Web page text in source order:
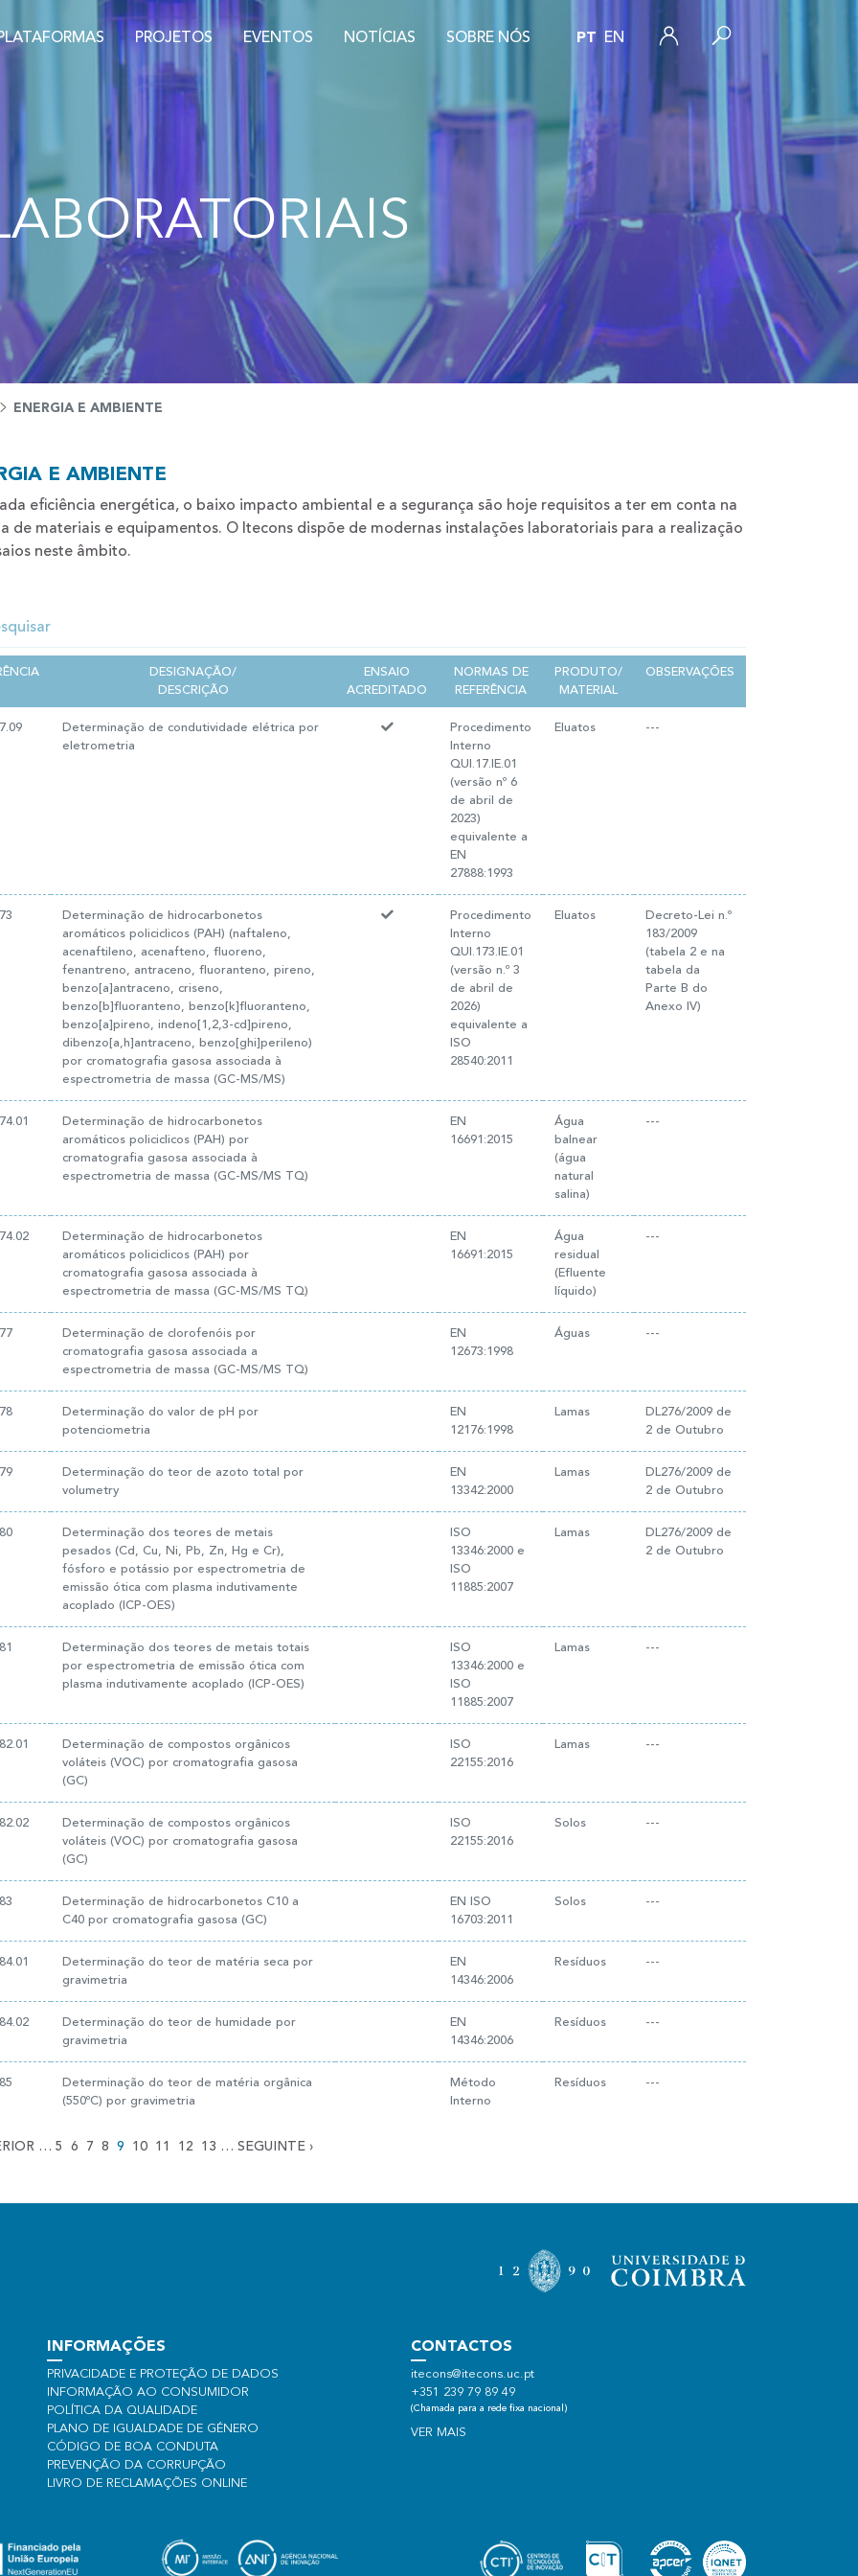
PROJETOS EVENTOS NOTÍCIAS SOBRE NÓS PT EN
ENERGIA E AMBIENTE
E AMBIENTE
eficiência energética, o baixo impacto ambiental e a segurança são hoje requisitos a ter em conta na
de materiais e equipamentos. O Itecons dispõe de modernas instalações laboratoriais para a realização
neste âmbito.
DESIGNAÇÃO/
DESCRIÇÃO
ENSAIO
ACREDITADO
NORMAS DE
REFERÊNCIA
PRODUTO/
MATERIAL
OBSERVAÇÕES
Determinação de condutividade elétrica por
eletrometria
Procedimento
Interno
QUI.17.IE.01
(versão nº 6
de abril de
2023)
equivalente a
EN
27888:1993
Eluatos ---
Determinação de hidrocarbonetos
aromáticos policiclicos (PAH) (naftaleno,
acenaftileno, acenafteno, fluoreno,
fenantreno, antraceno, fluoranteno, pireno,
benzo[a]antraceno, criseno,
benzo[b]fluoranteno, benzo[k]fluoranteno,
benzo[a]pireno, indeno[1,2,3-cd]pireno,
dibenzo[a,h]antraceno, benzo[ghi]perileno)
por cromatografia gasosa associada à
espectrometria de massa (GC-MS/MS)
Procedimento
Interno
QUI.173.IE.01
(versão n.º 3
de abril de
2026)
equivalente a
ISO
28540:2011
Eluatos
Decreto-Lei n.º
183/2009
(tabela 2 e na
tabela da
Parte B do
Anexo IV)
Determinação de hidrocarbonetos
aromáticos policiclicos (PAH) por
cromatografia gasosa associada à
espectrometria de massa (GC-MS/MS TQ)
EN
16691:2015
Água
balnear
(água
natural
salina)
---
Determinação de hidrocarbonetos
aromáticos policiclicos (PAH) por
cromatografia gasosa associada à
espectrometria de massa (GC-MS/MS TQ)
EN
16691:2015
Água
residual
(Efluente
líquido)
---
Determinação de clorofenóis por
cromatografia gasosa associada a
espectrometria de massa (GC-MS/MS TQ)
EN
12673:1998
Águas ---
Determinação do valor de pH por
potenciometria
EN
12176:1998
Lamas
DL276/2009 de
2 de Outubro
Determinação do teor de azoto total por
volumetry
EN
13342:2000
Lamas
DL276/2009 de
2 de Outubro
Determinação dos teores de metais
pesados (Cd, Cu, Ni, Pb, Zn, Hg e Cr),
fósforo e potássio por espectrometria de
emissão ótica com plasma indutivamente
acoplado (ICP-OES)
ISO
13346:2000 e
ISO
11885:2007
Lamas
DL276/2009 de
2 de Outubro
Determinação dos teores de metais totais
por espectrometria de emissão ótica com
plasma indutivamente acoplado (ICP-OES)
ISO
13346:2000 e
ISO
11885:2007
Lamas ---
Determinação de compostos orgânicos
voláteis (VOC) por cromatografia gasosa
(GC)
ISO
22155:2016
Lamas ---
Determinação de compostos orgânicos
voláteis (VOC) por cromatografia gasosa
(GC)
ISO
22155:2016
Solos ---
Determinação de hidrocarbonetos C10 a
C40 por cromatografia gasosa (GC)
EN ISO
16703:2011
Solos ---
Determinação do teor de matéria seca por
gravimetria
EN
14346:2006
Resíduos ---
Determinação do teor de humidade por
gravimetria
EN
14346:2006
Resíduos ---
Determinação do teor de matéria orgânica
(550ºC) por gravimetria
Método
Interno
Resíduos ---
… 5 6 7 8 9 10 11 12 13 … SEGUINTE ›
INFORMAÇÕES
PRIVACIDADE E PROTEÇÃO DE DADOS
INFORMAÇÃO AO CONSUMIDOR
POLÍTICA DA QUALIDADE
PLANO DE IGUALDADE DE GÉNERO
CÓDIGO DE BOA CONDUTA
PREVENÇÃO DA CORRUPÇÃO
LIVRO DE RECLAMAÇÕES ONLINE
CONTACTOS
itecons@itecons.uc.pt
+351 239 79 89 49
(Chamada para a rede fixa nacional)
VER MAIS